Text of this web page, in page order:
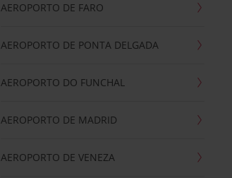
AEROPORTO DE FARO
AEROPORTO DE PONTA DELGADA
AEROPORTO DO FUNCHAL
AEROPORTO DE MADRID
AEROPORTO DE VENEZA